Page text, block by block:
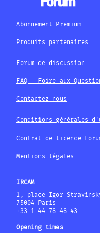
Abonnement Premium
Produits partenaires
Forum de discussion
FAQ – Foire aux
Contactez nous
Conditions générales
Contrat de licence
Mentions légales
IRCAM
1, place Igor-
75004 Paris
+33 1 44 78 48 43
Opening times